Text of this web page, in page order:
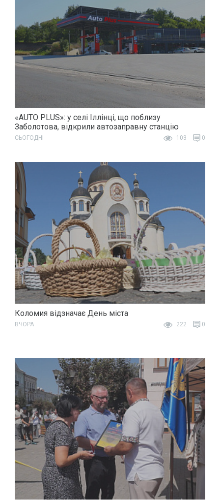
«AUTO PLUS»: у селі Іллінці, що поблизу
Заболотова, відкрили автозаправну станцію
СЬОГОДНІ 103 0
Коломия відзначає День міста
ВЧОРА 222 0